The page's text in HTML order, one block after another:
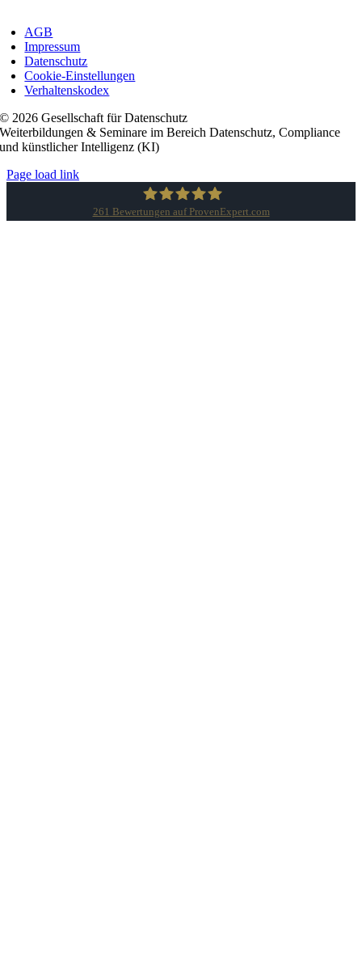
AGB
Impressum
Datenschutz
Cookie-Einstellungen
Verhaltenskodex
© 2026 Gesellschaft für Datenschutz
Weiterbildungen & Seminare im Bereich Datenschutz, Compliance
und künstlicher Intelligenz (KI)
Page load link
261 Bewertungen auf ProvenExpert.com